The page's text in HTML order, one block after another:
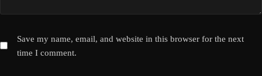
Save my name, email, and website in this browser for the next
time I comment.